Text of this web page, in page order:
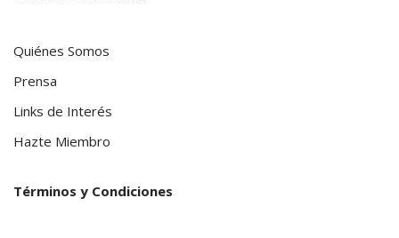
Quiénes Somos
Prensa
Links de Interés
Hazte Miembro
Términos y Condiciones